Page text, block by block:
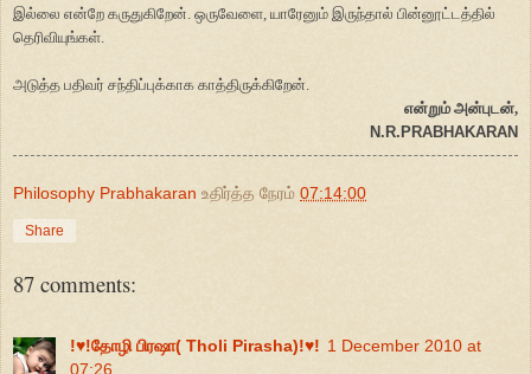
இல்லை என்றே கருதுகிறேன். ஒருவேளை, யாரேனும் இருந்தால் பின்னூட்டத்தில்
தெரிவியுங்கள்.
அடுத்த பதிவர் சந்திப்புக்காக காத்திருக்கிறேன்.
என்றும் அன்புடன்,
N.R.PRABHAKARAN
Philosophy Prabhakaran உதிர்த்த நேரம் 07:14:00
Share
87 comments:
!♥!தோழி பிரஷா( Tholi Pirasha)!♥! 1 December 2010 at
07:26